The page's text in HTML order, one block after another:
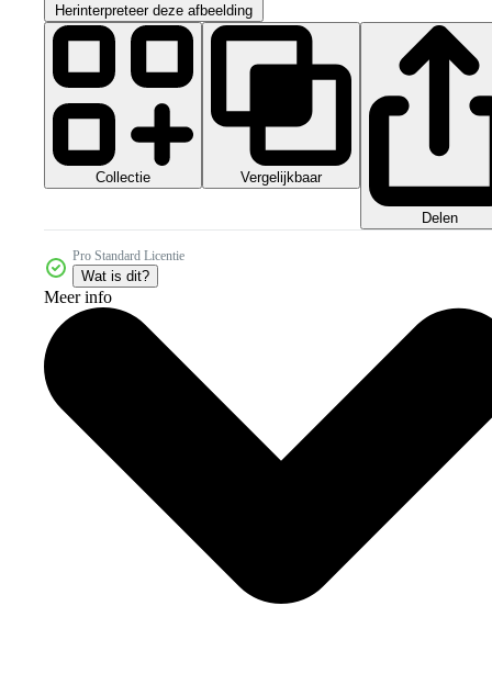
Herinterpreteer deze afbeelding
Collectie Vergelijkbaar
Delen
Pro Standard Licentie
Wat is dit?
Meer info